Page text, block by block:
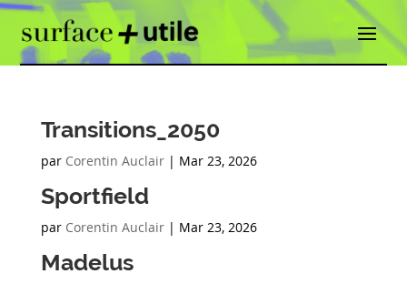
Transitions_2050
par Corentin Auclair| Mar 23, 2026
Sportfield
par Corentin Auclair| Mar 23, 2026
Madelus